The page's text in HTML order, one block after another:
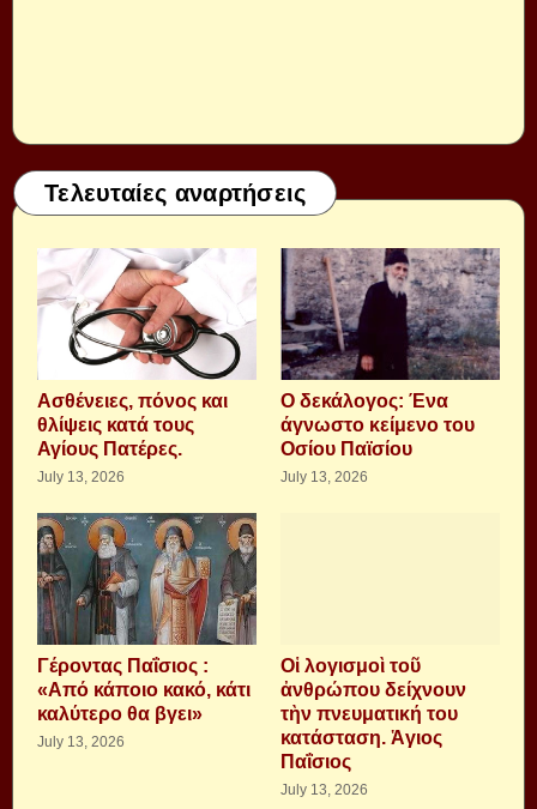
Τελευταίες αναρτήσεις
Aσθένειες, πόνος και
θλίψεις κατά τους
Αγίους Πατέρες.
July 13, 2026
Ο δεκάλογος: Ένα
άγνωστο κείμενο του
Οσίου Παϊσίου
July 13, 2026
Γέροντας Παΐσιος :
«Από κάποιο κακό, κάτι
καλύτερο θα βγει»
July 13, 2026
Οἱ λογισμοὶ τοῦ
ἀνθρώπου δείχνουν
τὴν πνευματική του
κατάσταση. Ἁγιος
Παΐσιος
July 13, 2026